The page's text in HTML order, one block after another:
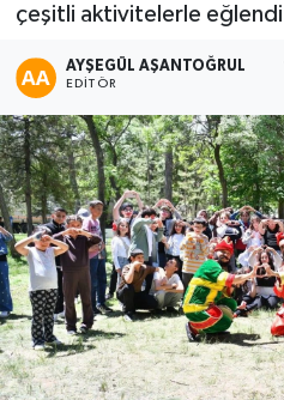
çeşitli aktivitelerle
AYŞEGÜL AŞANTOĞRUL
EDITÖR